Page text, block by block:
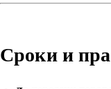
Сроки и